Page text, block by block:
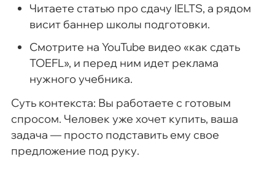
Читаете статью про сдачу IELTS, а рядом
висит баннер школы подготовки.
Смотрите на YouTube видео «как сдать
TOEFL», и перед ним идет реклама
нужного учебника.
Суть контекста: Вы работаете с готовым
спросом. Человек уже хочет купить, ваша
задача — просто подставить ему свое
предложение под руку.